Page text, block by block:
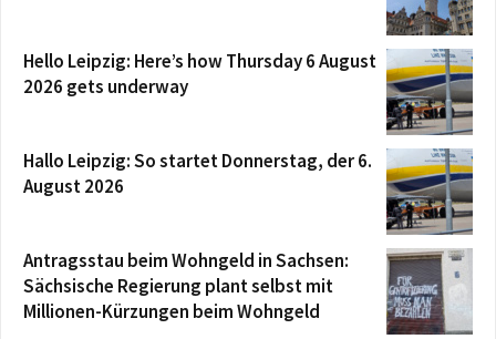
Hello Leipzig: Here’s how Thursday 6 August
2026 gets underway
Hallo Leipzig: So startet Donnerstag, der 6.
August 2026
Antragsstau beim Wohngeld in Sachsen:
Sächsische Regierung plant selbst mit
Millionen-Kürzungen beim Wohngeld